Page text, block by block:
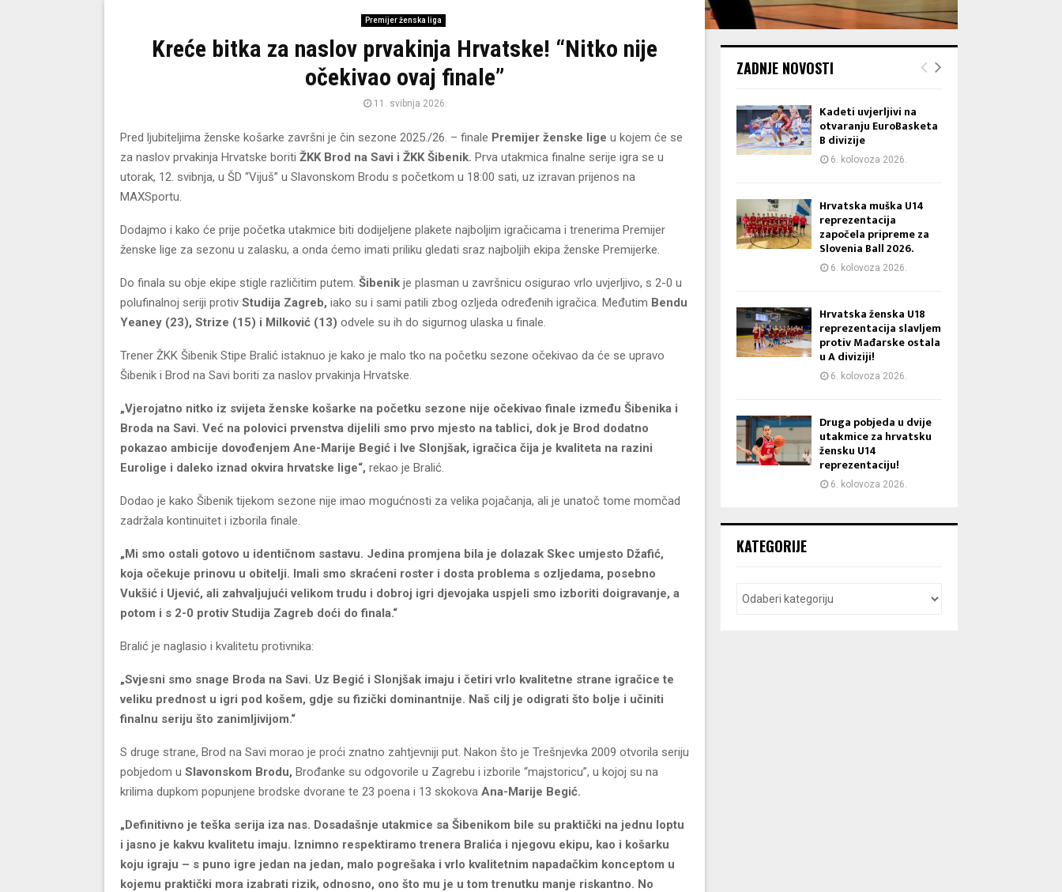
Premijer ženska liga
Kreće bitka za naslov prvakinja Hrvatske! “Nitko nije
očekivao ovaj finale”
11. svibnja 2026.
Pred ljubiteljima ženske košarke završni je čin sezone 2025./26. – finale Premijer ženske lige u kojem će se
za naslov prvakinja Hrvatske boriti ŽKK Brod na Savi i ŽKK Šibenik. Prva utakmica finalne serije igra se u
utorak, 12. svibnja, u ŠD “Vijuš” u Slavonskom Brodu s početkom u 18:00 sati, uz izravan prijenos na
MAXSportu.
Dodajmo i kako će prije početka utakmice biti dodijeljene plakete najboljim igračicama i trenerima Premijer
ženske lige za sezonu u zalasku, a onda ćemo imati priliku gledati sraz najboljih ekipa ženske Premijerke.
Do finala su obje ekipe stigle različitim putem. Šibenik je plasman u završnicu osigurao vrlo uvjerljivo, s 2-0 u
polufinalnoj seriji protiv Studija Zagreb, iako su i sami patili zbog ozljeda određenih igračica. Međutim Bendu
Yeaney (23), Strize (15) i Milković (13) odvele su ih do sigurnog ulaska u finale.
Trener ŽKK Šibenik Stipe Bralić istaknuo je kako je malo tko na početku sezone očekivao da će se upravo
Šibenik i Brod na Savi boriti za naslov prvakinja Hrvatske.
„Vjerojatno nitko iz svijeta ženske košarke na početku sezone nije očekivao finale između Šibenika i
Broda na Savi. Već na polovici prvenstva dijelili smo prvo mjesto na tablici, dok je Brod dodatno
pokazao ambicije dovođenjem Ane-Marije Begić i Ive Slonjšak, igračica čija je kvaliteta na razini
Eurolige i daleko iznad okvira hrvatske lige“, rekao je Bralić.
Dodao je kako Šibenik tijekom sezone nije imao mogućnosti za velika pojačanja, ali je unatoč tome momčad
zadržala kontinuitet i izborila finale.
„Mi smo ostali gotovo u identičnom sastavu. Jedina promjena bila je dolazak Skec umjesto Džafić,
koja očekuje prinovu u obitelji. Imali smo skraćeni roster i dosta problema s ozljedama, posebno
Vukšić i Ujević, ali zahvaljujući velikom trudu i dobroj igri djevojaka uspjeli smo izboriti doigravanje, a
potom i s 2-0 protiv Studija Zagreb doći do finala.“
Bralić je naglasio i kvalitetu protivnika:
„Svjesni smo snage Broda na Savi. Uz Begić i Slonjšak imaju i četiri vrlo kvalitetne strane igračice te
veliku prednost u igri pod košem, gdje su fizički dominantnije. Naš cilj je odigrati što bolje i učiniti
finalnu seriju što zanimljivijom.“
S druge strane, Brod na Savi morao je proći znatno zahtjevniji put. Nakon što je Trešnjevka 2009 otvorila seriju
pobjedom u Slavonskom Brodu, Brođanke su odgovorile u Zagrebu i izborile “majstoricu”, u kojoj su na
krilima dupkom popunjene brodske dvorane te 23 poena i 13 skokova Ana-Marije Begić.
„Definitivno je teška serija iza nas. Dosadašnje utakmice sa Šibenikom bile su praktički na jednu loptu
i jasno je kakvu kvalitetu imaju. Iznimno respektiramo trenera Bralića i njegovu ekipu, kao i košarku
koju igraju – s puno igre jedan na jedan, malo pogrešaka i vrlo kvalitetnim napadačkim konceptom u
kojemu praktički mora izabrati rizik, odnosno, ono što mu je u tom trenutku manje riskantno. No
ZADNJE NOVOSTI
Kadeti uvjerljivi na
otvaranju EuroBasketa
B divizije
6. kolovoza 2026.
Hrvatska muška U14
reprezentacija
započela pripreme za
Slovenia Ball 2026.
6. kolovoza 2026.
Hrvatska ženska U18
reprezentacija slavljem
protiv Mađarske ostala
u A diviziji!
6. kolovoza 2026.
Druga pobjeda u dvije
utakmice za hrvatsku
žensku U14
reprezentaciju!
6. kolovoza 2026.
KATEGORIJE